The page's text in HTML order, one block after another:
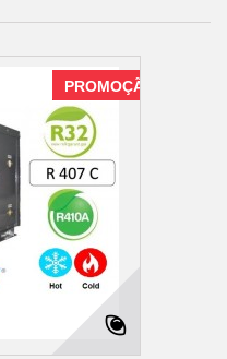
PROMOÇÃO